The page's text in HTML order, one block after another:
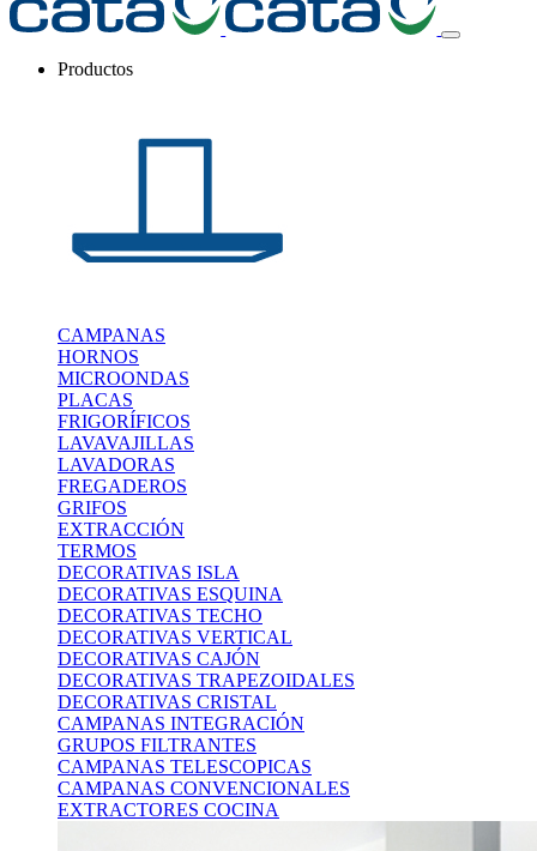
Productos
CAMPANAS
HORNOS
MICROONDAS
PLACAS
FRIGORÍFICOS
LAVAVAJILLAS
LAVADORAS
FREGADEROS
GRIFOS
EXTRACCIÓN
TERMOS
DECORATIVAS ISLA
DECORATIVAS ESQUINA
DECORATIVAS TECHO
DECORATIVAS VERTICAL
DECORATIVAS CAJÓN
DECORATIVAS TRAPEZOIDALES
DECORATIVAS CRISTAL
CAMPANAS INTEGRACIÓN
GRUPOS FILTRANTES
CAMPANAS TELESCOPICAS
CAMPANAS CONVENCIONALES
EXTRACTORES COCINA